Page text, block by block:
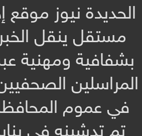
الحديدة نيوز موقع
مستقل ينقل
بشفافية ومهنية
المراسلين
في عموم
تم تدشينه في يناير 2012